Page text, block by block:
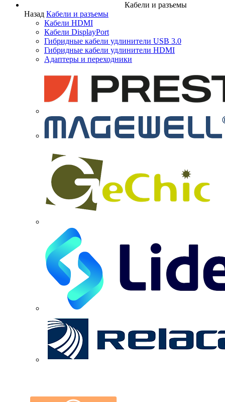
Кабели и разъемы
Назад Кабели и разъемы
Кабели HDMI
Кабели DisplayPort
Гибридные кабели удлинители USB 3.0
Гибридные кабели удлинители HDMI
Адаптеры и переходники